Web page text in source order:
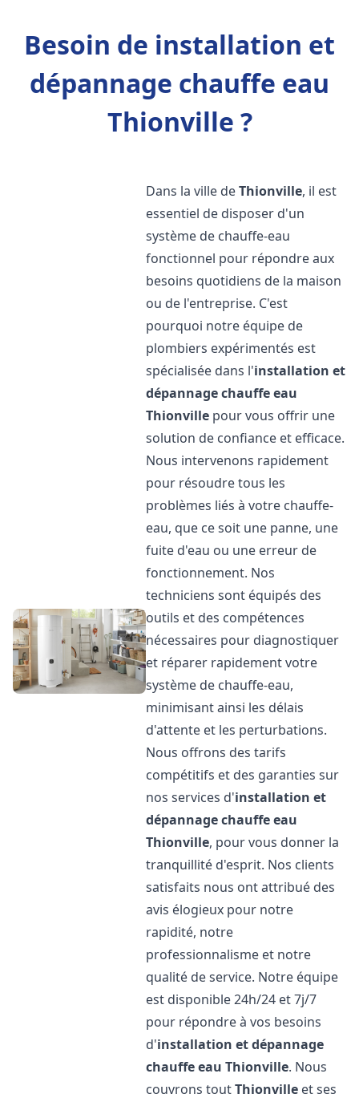
Besoin de installation et
dépannage chauffe eau
Thionville ?
Dans la ville deThionville, il est
essentiel de disposer d'un
système de chauffe-eau
fonctionnel pour répondre aux
besoins quotidiens de la maison
ou de l'entreprise. C'est
pourquoi notre équipe de
plombiers expérimentés est
spécialisée dans l'installation et
dépannage chauffe eau
Thionville pour vous offrir une
solution de confiance et efficace.
Nous intervenons rapidement
pour résoudre tous les
problèmes liés à votre chauffe-
eau, que ce soit une panne, une
fuite d'eau ou une erreur de
fonctionnement. Nos
techniciens sont équipés des
outils et des compétences
nécessaires pour diagnostiquer
et réparer rapidement votre
système de chauffe-eau,
minimisant ainsi les délais
d'attente et les perturbations.
Nous offrons des tarifs
compétitifs et des garanties sur
nos services d'installation et
dépannage chauffe eau
Thionville, pour vous donner la
tranquillité d'esprit. Nos clients
satisfaits nous ont attribué des
avis élogieux pour notre
rapidité, notre
professionnalisme et notre
qualité de service. Notre équipe
est disponible 24h/24 et 7j/7
pour répondre à vos besoins
d'installation et dépannage
chauffe eau Thionville. Nous
couvrons toutThionville et ses